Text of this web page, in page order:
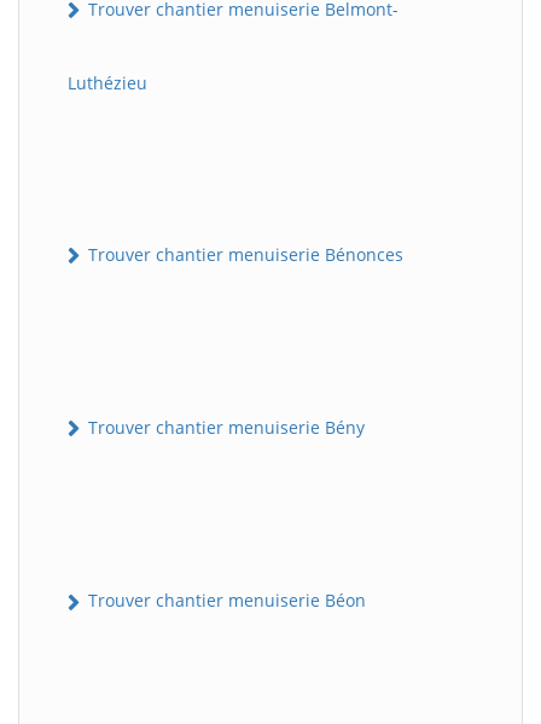
Trouver chantier menuiserie Belmont-
Luthézieu
Trouver chantier menuiserie Bénonces
Trouver chantier menuiserie Bény
Trouver chantier menuiserie Béon